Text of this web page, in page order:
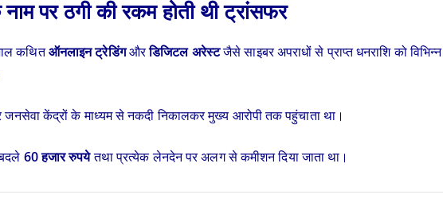
पर ठगी की रकम होती थी ट्रांसफर
कथितऑनलाइन ट्रेडिंगऔरडिजिटल अरेस्टजैसे साइबर अपराधों से प्राप्त धनराशि को विभिन्न
केंद्रों के माध्यम से नकदी निकालकर मुख्य आरोपी तक पहुंचाता था।
60 हजार रुपयेतथा प्रत्येक लेनदेन पर अलग से कमीशन दिया जाता था।